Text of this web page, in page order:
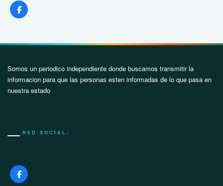
Somos un periodico independiente donde buscamos transmitir la
informacion para que las personas esten informadas de lo que pasa en
nuestra estado
RED SOCIAL: